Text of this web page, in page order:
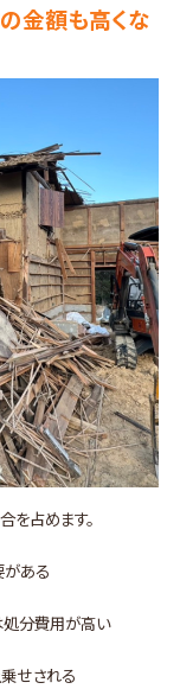
金額も高くな
を占めます。
がある
処分費用が高い
せされる